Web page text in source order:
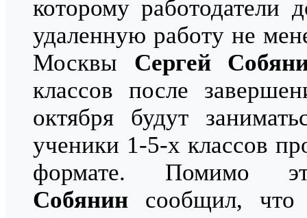
которому работодатели
удаленную работу не
Москвы Сергей
классов после
октября будут
ученики 1-5-х классов
формате. Помимо
Собянин сообщил,